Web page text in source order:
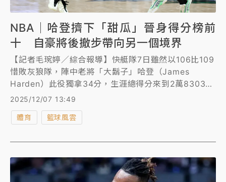
NBA｜哈登擠下「甜瓜」晉身得分榜前
十 自豪將後撤步帶向另一個境界
【記者毛琬婷／綜合報導】快艇隊7日雖然以106比109
惜敗灰狼隊，陣中老將「大鬍子」哈登（James
Harden）此役獨拿34分，生涯總得分來到2萬8303
分，正式超越「甜瓜」安東尼（Carmelo
項里程碑也是自己努力獲得回報的最好證明，「能與
2025/12/07 13:49
體育 籃球風雲